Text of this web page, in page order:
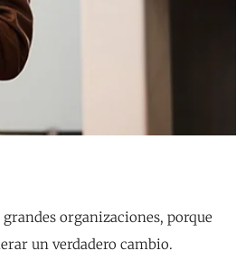
organizaciones, porque
un verdadero cambio.